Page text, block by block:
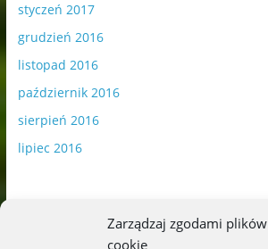
Zarządzaj zgodami plików
cookie
styczeń 2017
grudzień 2016
listopad 2016
październik 2016
sierpień 2016
lipiec 2016